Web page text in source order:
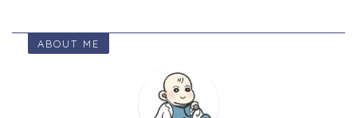
ABOUT ME